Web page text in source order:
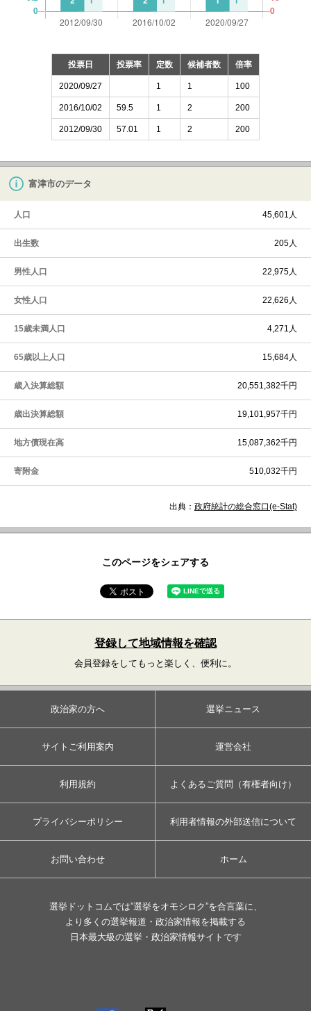
投票日 投票率 定数 候補者数 倍率
2020/09/27 1 1 100
2016/10/02 59.5 1 2 200
2012/09/30 57.01 1 2 200
富津市のデータ
人口 45,601人
出生数 205人
男性人口 22,975人
女性人口 22,626人
15歳未満人口 4,271人
65歳以上人口 15,684人
歳入決算総額 20,551,382千円
歳出決算総額 19,101,957千円
地方債現在高 15,087,362千円
寄附金 510,032千円
出典： 政府統計の総合窓口(e-Stat)
このページをシェアする
登録して地域情報を確認
会員登録をしてもっと楽しく、便利に。
政治家の方へ 選挙ニュース
サイトご利用案内 運営会社
利用規約 よくあるご質問（有権者向け）
プライバシーポリシー 利用者情報の外部送信について
お問い合わせ ホーム
選挙ドットコムでは”選挙をオモシロク”を合言葉に、
より多くの選挙報道・政治家情報を掲載する
日本最大級の選挙・政治家情報サイトです